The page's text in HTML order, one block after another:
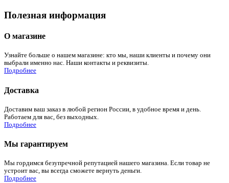
Полезная информация
О магазине
Узнайте больше о нашем магазине: кто мы, наши клиенты и почему они
выбрали именно нас. Наши контакты и реквизиты.
Подробнее
Доставка
Доставим ваш заказ в любой регион России, в удобное время и день.
Работаем для вас, без выходных.
Подробнее
Мы гарантируем
Мы гордимся безупречной репутацией нашего магазина. Если товар не
устроит вас, вы всегда сможете вернуть деньги.
Подробнее